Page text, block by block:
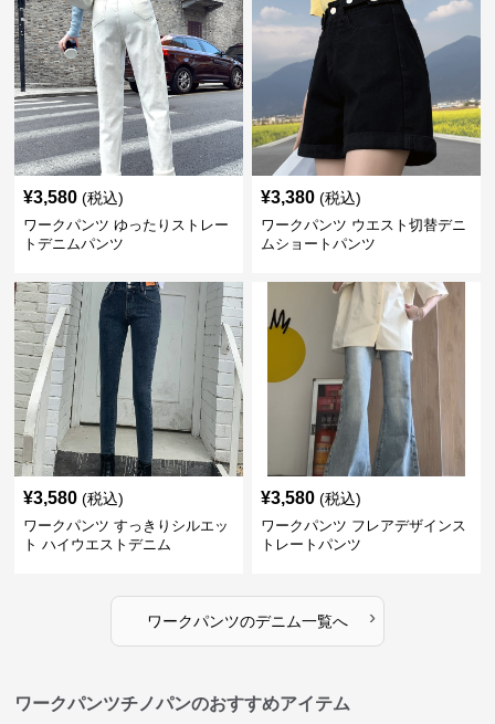
¥3,580 (税込)
ワークパンツ ゆったりストレー
トデニムパンツ
¥3,380 (税込)
ワークパンツ ウエスト切替デニ
ムショートパンツ
¥3,580 (税込)
ワークパンツ すっきりシルエッ
ト ハイウエストデニム
¥3,580 (税込)
ワークパンツ フレアデザインス
トレートパンツ
ワークパンツのデニム一覧へ ›
ワークパンツチノパンのおすすめアイテム